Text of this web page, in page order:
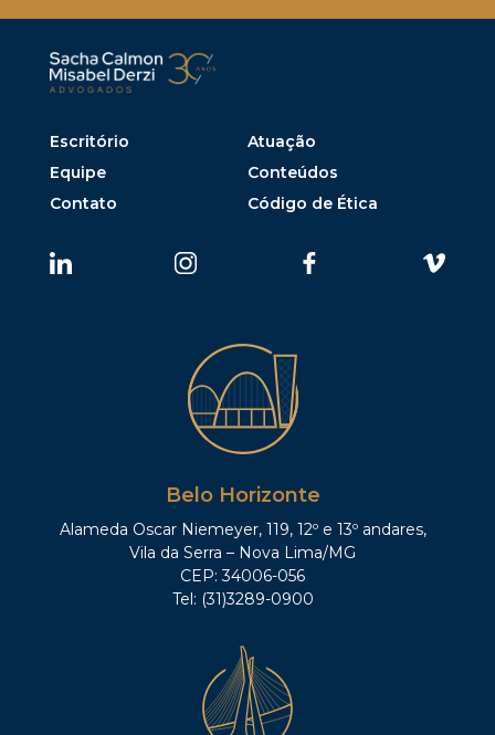
Escritório
Atuação
Equipe
Conteúdos
Contato
Código de Ética
Belo Horizonte
Alameda Oscar Niemeyer, 119, 12º e 13º andares,
Vila da Serra – Nova Lima/MG
CEP: 34006-056
Tel: (31)3289-0900